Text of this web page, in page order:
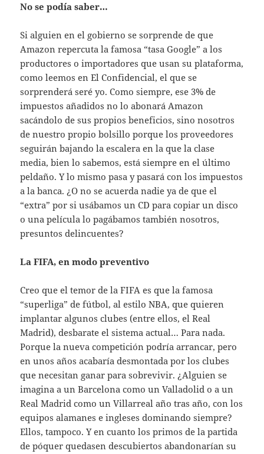
No se podía saber…
Si alguien en el gobierno se sorprende de que
Amazon repercuta la famosa “tasa Google” a los
productores o importadores que usan su plataforma,
como leemos en El Confidencial, el que se
sorprenderá seré yo. Como siempre, ese 3% de
impuestos añadidos no lo abonará Amazon
sacándolo de sus propios beneficios, sino nosotros
de nuestro propio bolsillo porque los proveedores
seguirán bajando la escalera en la que la clase
media, bien lo sabemos, está siempre en el último
peldaño. Y lo mismo pasa y pasará con los impuestos
a la banca. ¿O no se acuerda nadie ya de que el
“extra” por si usábamos un CD para copiar un disco
o una película lo pagábamos también nosotros,
presuntos delincuentes?
La FIFA, en modo preventivo
Creo que el temor de la FIFA es que la famosa
“superliga” de fútbol, al estilo NBA, que quieren
implantar algunos clubes (entre ellos, el Real
Madrid), desbarate el sistema actual… Para nada.
Porque la nueva competición podría arrancar, pero
en unos años acabaría desmontada por los clubes
que necesitan ganar para sobrevivir. ¿Alguien se
imagina a un Barcelona como un Valladolid o a un
Real Madrid como un Villarreal año tras año, con los
equipos alamanes e ingleses dominando siempre?
Ellos, tampoco. Y en cuanto los primos de la partida
de póquer quedasen descubiertos abandonarían su